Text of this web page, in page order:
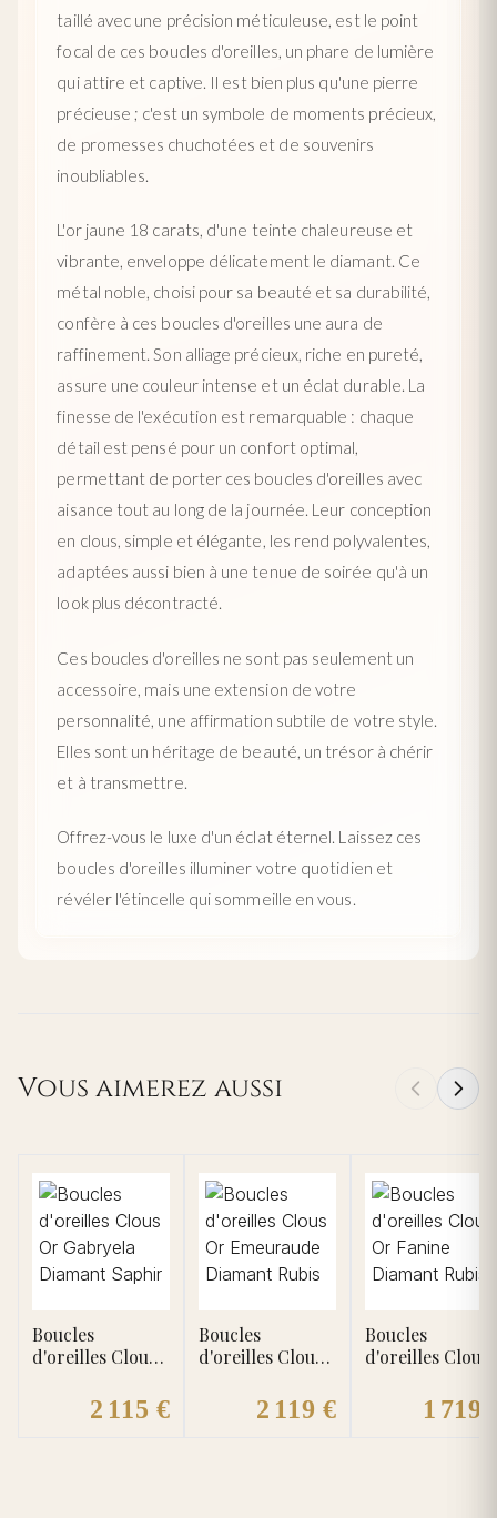
taillé avec une précision méticuleuse, est le point
focal de ces boucles d'oreilles, un phare de lumière
qui attire et captive. Il est bien plus qu'une pierre
précieuse ; c'est un symbole de moments précieux,
de promesses chuchotées et de souvenirs
inoubliables.
L'or jaune 18 carats, d'une teinte chaleureuse et
vibrante, enveloppe délicatement le diamant. Ce
métal noble, choisi pour sa beauté et sa durabilité,
confère à ces boucles d'oreilles une aura de
raffinement. Son alliage précieux, riche en pureté,
assure une couleur intense et un éclat durable. La
finesse de l'exécution est remarquable : chaque
détail est pensé pour un confort optimal,
permettant de porter ces boucles d'oreilles avec
aisance tout au long de la journée. Leur conception
en clous, simple et élégante, les rend polyvalentes,
adaptées aussi bien à une tenue de soirée qu'à un
look plus décontracté.
Ces boucles d'oreilles ne sont pas seulement un
accessoire, mais une extension de votre
personnalité, une affirmation subtile de votre style.
Elles sont un héritage de beauté, un trésor à chérir
et à transmettre.
Offrez-vous le luxe d'un éclat éternel. Laissez ces
boucles d'oreilles illuminer votre quotidien et
révéler l'étincelle qui sommeille en vous.
Vous aimerez aussi
Boucles
d'oreilles Clous
Diamant Saphir
2 115 €
Boucles
d'oreilles Clous
Diamant Rubis
2 119 €
Boucles
d'oreilles Clous
Diamant Rubis
1 719